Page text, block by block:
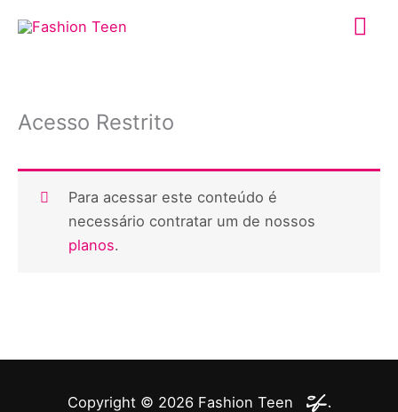
para
Acesso Restrito
Para acessar este conteúdo é
necessário contratar um de nossos
planos.
Copyright © 2026 Fashion Teen